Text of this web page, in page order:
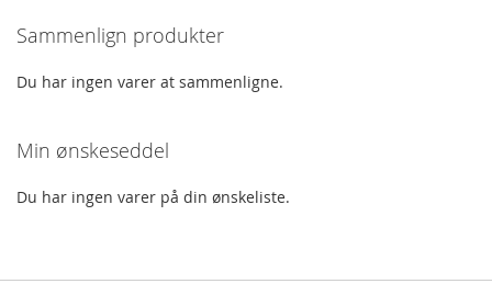
LISTE
Sammenlign produkter
Du har ingen varer at sammenligne.
Min ønskeseddel
Du har ingen varer på din ønskeliste.